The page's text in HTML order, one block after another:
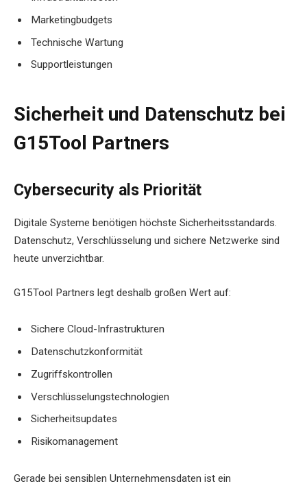
Marketingbudgets
Technische Wartung
Supportleistungen
Sicherheit und Datenschutz bei
G15Tool Partners
Cybersecurity als Priorität
Digitale Systeme benötigen höchste Sicherheitsstandards.
Datenschutz, Verschlüsselung und sichere Netzwerke sind
heute unverzichtbar.
G15Tool Partners legt deshalb großen Wert auf:
Sichere Cloud-Infrastrukturen
Datenschutzkonformität
Zugriffskontrollen
Verschlüsselungstechnologien
Sicherheitsupdates
Risikomanagement
Gerade bei sensiblen Unternehmensdaten ist ein